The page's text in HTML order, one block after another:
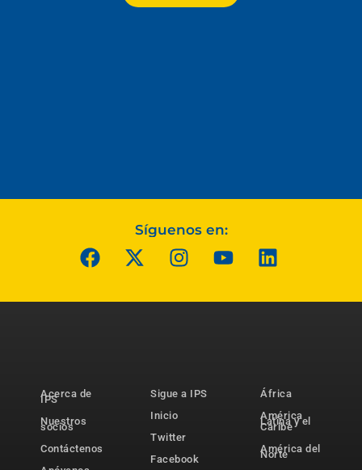
Síguenos en:
Acerca de
IPS
Nuestros
socios
Contáctenos
Sigue a IPS
Inicio
Twitter
Facebook
África
América
Latina y el
Caribe
América del
Norte